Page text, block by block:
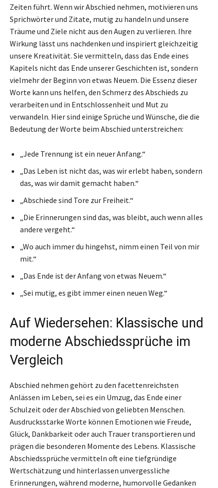
Zeiten führt. Wenn wir Abschied nehmen, motivieren uns
Sprichwörter und Zitate, mutig zu handeln und unsere
Träume und Ziele nicht aus den Augen zu verlieren. Ihre
Wirkung lässt uns nachdenken und inspiriert gleichzeitig
unsere Kreativität. Sie vermitteln, dass das Ende eines
Kapitels nicht das Ende unserer Geschichten ist, sondern
vielmehr der Beginn von etwas Neuem. Die Essenz dieser
Worte kann uns helfen, den Schmerz des Abschieds zu
verarbeiten und in Entschlossenheit und Mut zu
verwandeln. Hier sind einige Sprüche und Wünsche, die die
Bedeutung der Worte beim Abschied unterstreichen:
„Jede Trennung ist ein neuer Anfang.“
„Das Leben ist nicht das, was wir erlebt haben, sondern
das, was wir damit gemacht haben.“
„Abschiede sind Tore zur Freiheit.“
„Die Erinnerungen sind das, was bleibt, auch wenn alles
andere vergeht.“
„Wo auch immer du hingehst, nimm einen Teil von mir
mit.“
„Das Ende ist der Anfang von etwas Neuem.“
„Sei mutig, es gibt immer einen neuen Weg.“
Auf Wiedersehen: Klassische und
moderne Abschiedssprüche im
Vergleich
Abschied nehmen gehört zu den facettenreichsten
Anlässen im Leben, sei es ein Umzug, das Ende einer
Schulzeit oder der Abschied von geliebten Menschen.
Ausdrucksstarke Worte können Emotionen wie Freude,
Glück, Dankbarkeit oder auch Trauer transportieren und
prägen die besonderen Momente des Lebens. Klassische
Abschiedssprüche vermitteln oft eine tiefgründige
Wertschätzung und hinterlassen unvergessliche
Erinnerungen, während moderne, humorvolle Gedanken